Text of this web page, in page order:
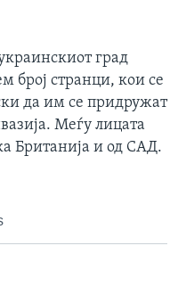
град
број странци, кои се
да им се придружат
Меѓу лицата
Британија и од САД.